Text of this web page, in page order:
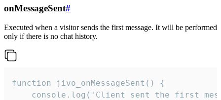
onMessageSent#
Executed when a visitor sends the first message. It will be performed
only if there is no chat history.
function jivo_onMessageSent() {
console.log('Client sent the first